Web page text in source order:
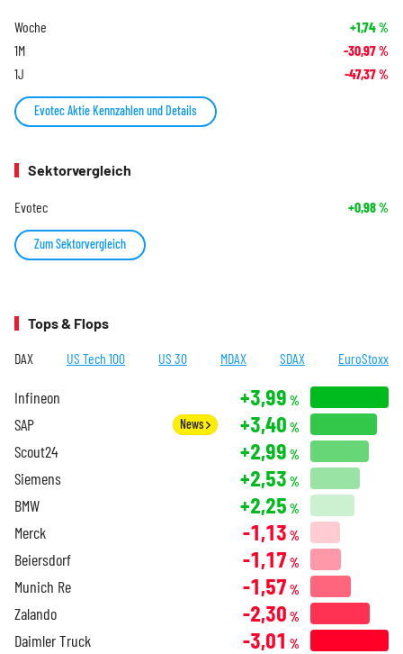
Woche +1,74%
1M -30,97%
1J -47,37%
Evotec Aktie Kennzahlen und Details
Sektorvergleich
Evotec +0,98%
Zum Sektorvergleich
Tops & Flops
DAX US Tech 100 US 30 MDAX SDAX EuroStoxx
Infineon +3,99 %
SAP News +3,40 %
Scout24 +2,99 %
Siemens +2,53 %
BMW +2,25 %
Merck -1,13 %
Beiersdorf -1,17 %
Munich Re -1,57 %
Zalando -2,30 %
Daimler Truck -3,01 %